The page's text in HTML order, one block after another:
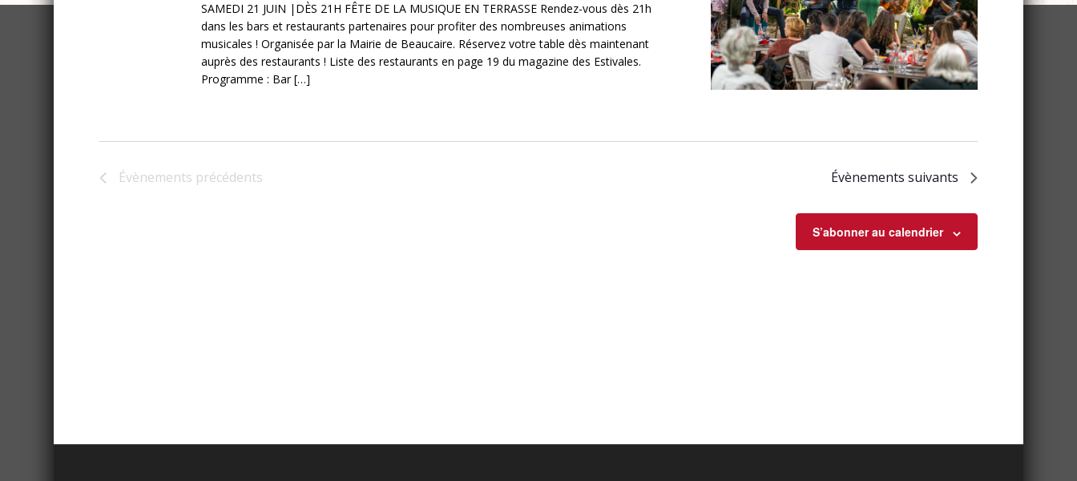
SAMEDI 21 JUIN |DÈS 21H FÊTE DE LA MUSIQUE EN TERRASSE Rendez-vous dès 21h
dans les bars et restaurants partenaires pour profiter des nombreuses animations
musicales ! Organisée par la Mairie de Beaucaire. Réservez votre table dès maintenant
auprès des restaurants ! Liste des restaurants en page 19 du magazine des Estivales.
Programme : Bar […]
Évènements précédents Évènements suivants
S’abonner au calendrier